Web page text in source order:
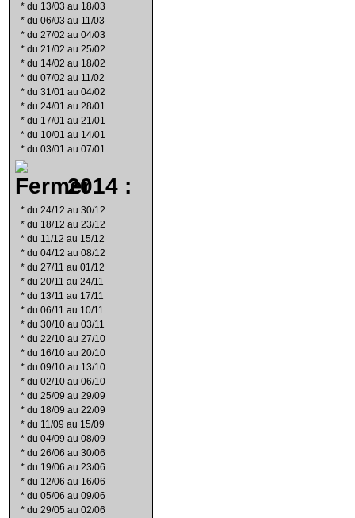
* du 13/03 au 18/03
* du 06/03 au 11/03
* du 27/02 au 04/03
* du 21/02 au 25/02
* du 14/02 au 18/02
* du 07/02 au 11/02
* du 31/01 au 04/02
* du 24/01 au 28/01
* du 17/01 au 21/01
* du 10/01 au 14/01
* du 03/01 au 07/01
2014 :
* du 24/12 au 30/12
* du 18/12 au 23/12
* du 11/12 au 15/12
* du 04/12 au 08/12
* du 27/11 au 01/12
* du 20/11 au 24/11
* du 13/11 au 17/11
* du 06/11 au 10/11
* du 30/10 au 03/11
* du 22/10 au 27/10
* du 16/10 au 20/10
* du 09/10 au 13/10
* du 02/10 au 06/10
* du 25/09 au 29/09
* du 18/09 au 22/09
* du 11/09 au 15/09
* du 04/09 au 08/09
* du 26/06 au 30/06
* du 19/06 au 23/06
* du 12/06 au 16/06
* du 05/06 au 09/06
* du 29/05 au 02/06